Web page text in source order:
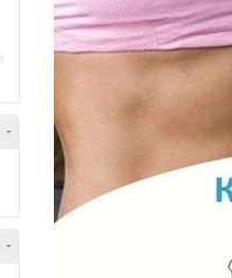
-
-